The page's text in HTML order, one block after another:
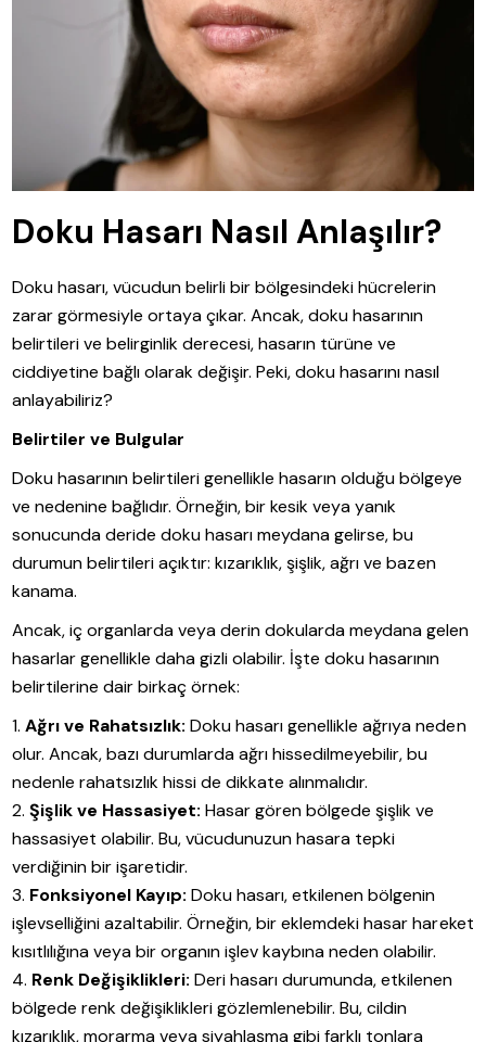
Doku Hasarı Nasıl Anlaşılır?
Doku hasarı, vücudun belirli bir bölgesindeki hücrelerin
zarar görmesiyle ortaya çıkar. Ancak, doku hasarının
belirtileri ve belirginlik derecesi, hasarın türüne ve
ciddiyetine bağlı olarak değişir. Peki, doku hasarını nasıl
anlayabiliriz?
Belirtiler ve Bulgular
Doku hasarının belirtileri genellikle hasarın olduğu bölgeye
ve nedenine bağlıdır. Örneğin, bir kesik veya yanık
sonucunda deride doku hasarı meydana gelirse, bu
durumun belirtileri açıktır: kızarıklık, şişlik, ağrı ve bazen
kanama.
Ancak, iç organlarda veya derin dokularda meydana gelen
hasarlar genellikle daha gizli olabilir. İşte doku hasarının
belirtilerine dair birkaç örnek:
Ağrı ve Rahatsızlık: Doku hasarı genellikle ağrıya neden
olur. Ancak, bazı durumlarda ağrı hissedilmeyebilir, bu
nedenle rahatsızlık hissi de dikkate alınmalıdır.
Şişlik ve Hassasiyet: Hasar gören bölgede şişlik ve
hassasiyet olabilir. Bu, vücudunuzun hasara tepki
verdiğinin bir işaretidir.
Fonksiyonel Kayıp: Doku hasarı, etkilenen bölgenin
işlevselliğini azaltabilir. Örneğin, bir eklemdeki hasar hareket
kısıtlılığına veya bir organın işlev kaybına neden olabilir.
Renk Değişiklikleri: Deri hasarı durumunda, etkilenen
bölgede renk değişiklikleri gözlemlenebilir. Bu, cildin
kızarıklık, morarma veya siyahlaşma gibi farklı tonlara